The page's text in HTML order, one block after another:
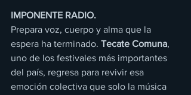
IMPONENTE RADIO.
Prepara voz, cuerpo y alma que la
espera ha terminado. Tecate Comuna,
uno de los festivales más importantes
del país, regresa para revivir esa
emoción colectiva que solo la música